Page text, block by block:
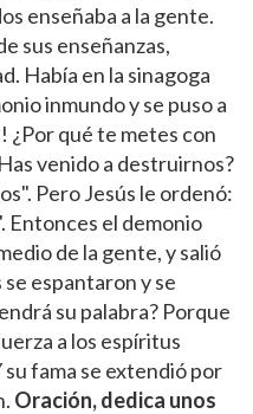
enseñaba a la gente.
sus enseñanzas,
Había en la sinagoga
inmundo y se puso a
qué te metes con
venido a destruirnos?
Pero Jesús le ordenó:
Entonces el demonio
de la gente, y salió
espantaron y se
su palabra? Porque
a los espíritus
su fama se extendió por
Oración, dedica unos